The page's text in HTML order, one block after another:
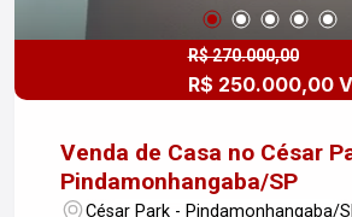
R$ 270.000,00
R$ 250.000,00 V
Venda de Casa no César
Pindamonhangaba/SP
César Park - Pindamonhangaba/